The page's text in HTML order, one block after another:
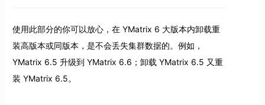
使用此部分的你可以放心，在 YMatrix 6 大版本内卸载重
装高版本或同版本，是不会丢失集群数据的。例如，
YMatrix 6.5 升级到 YMatrix 6.6；卸载 YMatrix 6.5 又重
装 YMatrix 6.5。